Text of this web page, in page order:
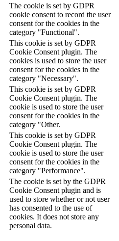
The cookie is set by GDPR
cookie consent to record the user
consent for the cookies in the
category "Functional".
This cookie is set by GDPR
Cookie Consent plugin. The
cookies is used to store the user
consent for the cookies in the
category "Necessary".
This cookie is set by GDPR
Cookie Consent plugin. The
cookie is used to store the user
consent for the cookies in the
category "Other.
This cookie is set by GDPR
Cookie Consent plugin. The
cookie is used to store the user
consent for the cookies in the
category "Performance".
The cookie is set by the GDPR
Cookie Consent plugin and is
used to store whether or not user
has consented to the use of
cookies. It does not store any
personal data.